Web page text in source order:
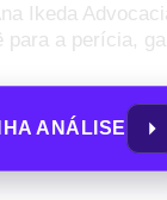
Ikeda
a perícia,
ANÁLISE